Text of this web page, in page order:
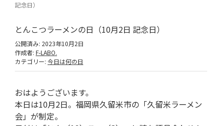
記念日）
とんこつラーメンの日（10月2日 記念日）
公開済み: 2023年10月2日
作成者: F-LABO.
カテゴリー: 今日は何の日
おはようございます。
本日は10月2日。福岡県久留米市の「久留米ラーメン
会」が制定。